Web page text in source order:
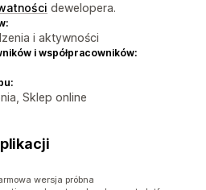
dewelopera.
i aktywności
i współpracowników:
Sklep online
wersja próbna